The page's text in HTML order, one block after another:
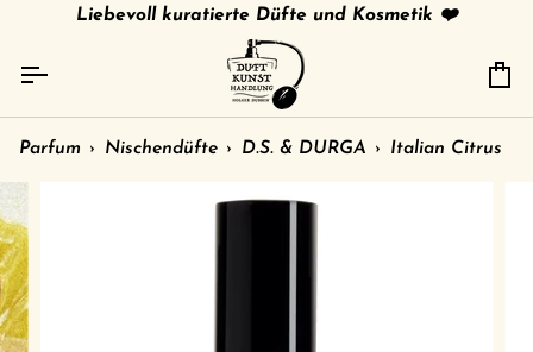
Inhalt
Liebevoll kuratierte Düfte und Kosmetik ❤️
gratis Versand in 🇩🇪 ab 79 € /shipment to other
Parfum › Nischendüfte › D.S. & DURGA › Italian Citrus